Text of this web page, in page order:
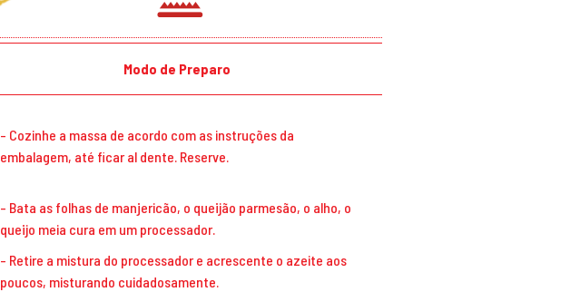
Modo de Preparo
Cozinhe a massa de acordo com as instruções da
embalagem, até ficar al dente. Reserve.
Bata as folhas de manjericão, o queijão parmesão, o alho, o
queijo meia cura em um processador.
Retire a mistura do processador e acrescente o azeite aos
poucos, misturando cuidadosamente.